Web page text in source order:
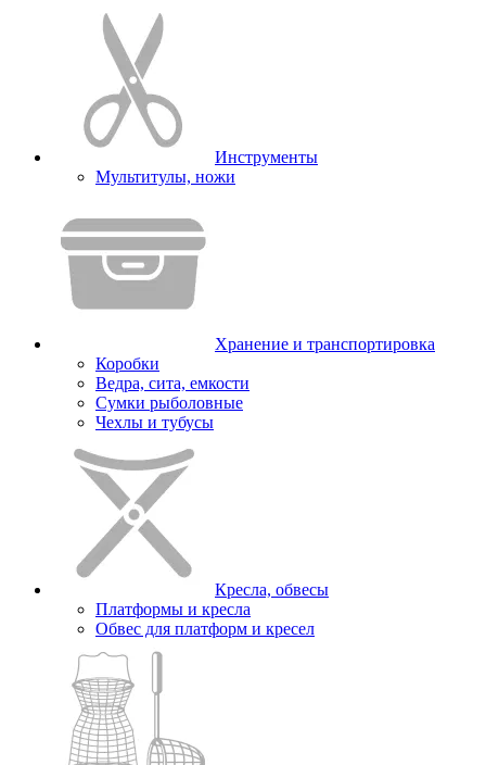
Инструменты
Мультитулы, ножи
Хранение и транспортировка
Коробки
Ведра, сита, емкости
Сумки рыболовные
Чехлы и тубусы
Кресла, обвесы
Платформы и кресла
Обвес для платформ и кресел